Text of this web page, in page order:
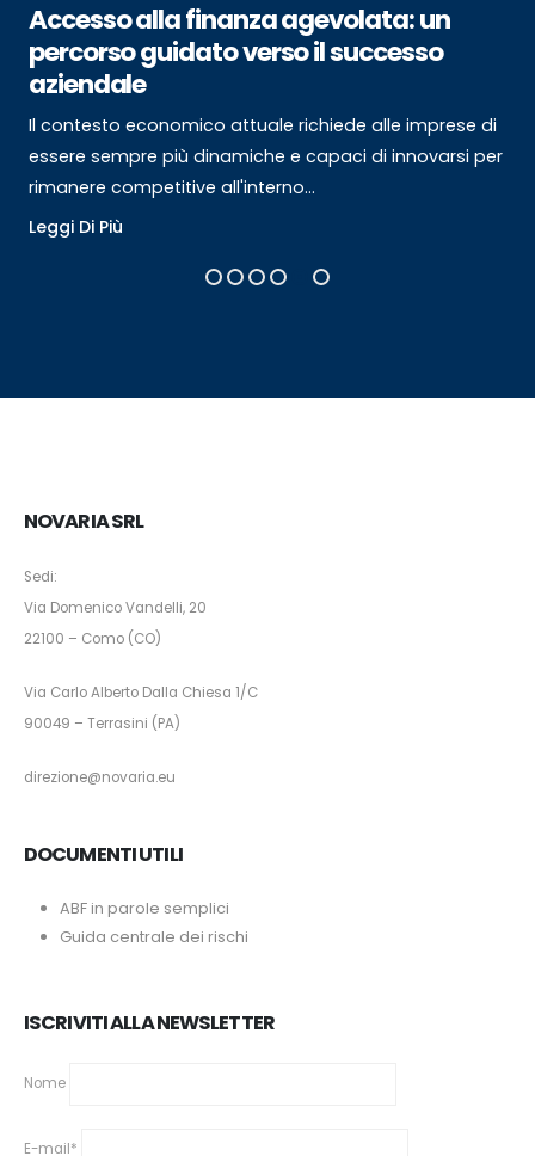
Accesso alla finanza agevolata: un
percorso guidato verso il successo
aziendale
Il contesto economico attuale richiede alle imprese di
essere sempre più dinamiche e capaci di innovarsi per
rimanere competitive all'interno...
Leggi Di Più
NOVARIA SRL
Sedi:
Via Domenico Vandelli, 20
22100 – Como (CO)
Via Carlo Alberto Dalla Chiesa 1/C
90049 – Terrasini (PA)
direzione@novaria.eu
DOCUMENTI UTILI
ABF in parole semplici
Guida centrale dei rischi
ISCRIVITI ALLA NEWSLETTER
Nome
E-mail*